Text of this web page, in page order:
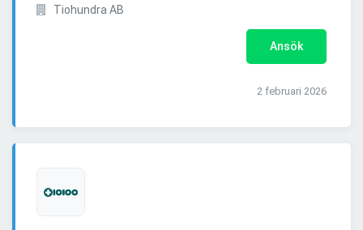
Tiohundra AB
Ansök
2 februari 2026